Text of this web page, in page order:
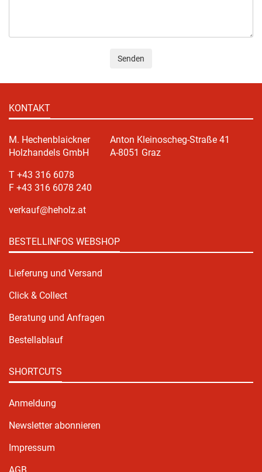
Senden
KONTAKT
M. Hechenblaickner
Holzhandels GmbH
Anton Kleinoscheg-Straße 41
A-8051 Graz
T +43 316 6078
F +43 316 6078 240
verkauf@heholz.at
BESTELLINFOS WEBSHOP
Lieferung und Versand
Click & Collect
Beratung und Anfragen
Bestellablauf
SHORTCUTS
Anmeldung
Newsletter abonnieren
Impressum